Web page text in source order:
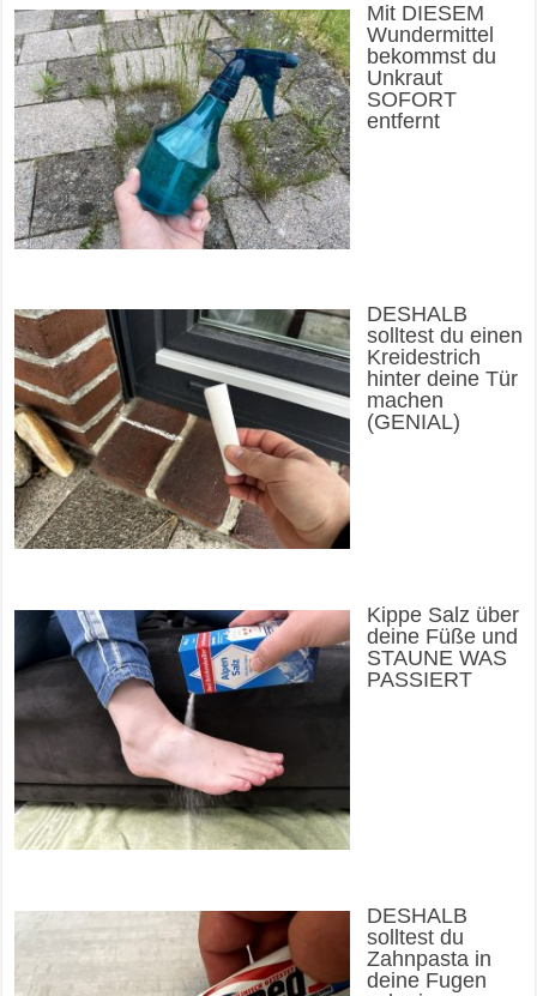
Mit DIESEM
Wundermittel
bekommst du
Unkraut
SOFORT
entfernt
DESHALB
solltest du einen
Kreidestrich
hinter deine Tür
machen
(GENIAL)
Kippe Salz über
deine Füße und
STAUNE WAS
PASSIERT
DESHALB
solltest du
Zahnpasta in
deine Fugen